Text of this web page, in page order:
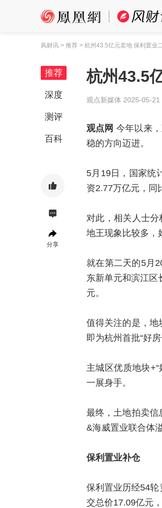
风财讯 > 推荐 > 杭州43.5亿元卖地 保利置业
推荐
深度
测评
百科
分享
杭州43.5
观点新媒体 2025-05-21
观点网 今年以来
稳的方向迈进。
5月19日，国家统
资2.77万亿元，同
对此，相关人士分
地王现象比较多，
就在第二天的5月
东新单元和滨江区
元。
值得关注的是，地
即为杭州首批“好房
主城区优质地块
一展身手。
最终，土地拍卖信
&海威置业联合体
保利置业补仓
保利置业历经54
交总价17.09亿元